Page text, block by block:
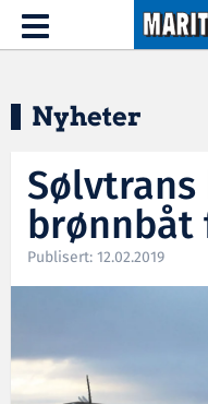
Hopp til hovedinnhold
Toggle
navigation
Nyheter
brønnbåt
Publisert: 12.02.2019